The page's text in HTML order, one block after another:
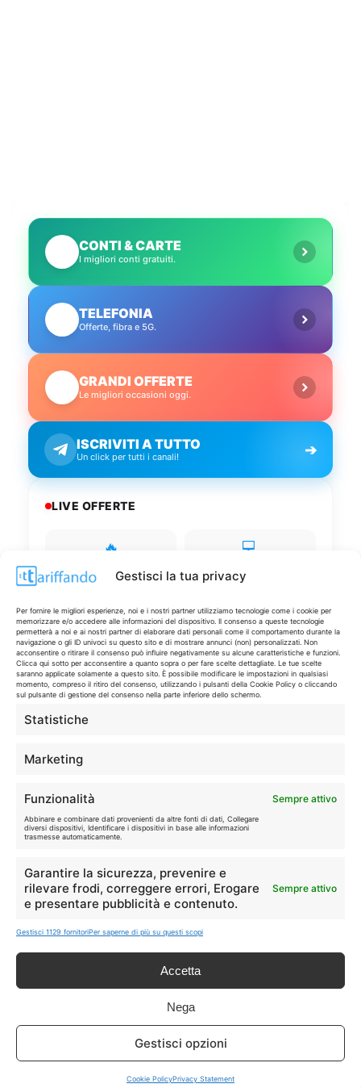
Gestisci la tua privacy
Per fornire le migliori esperienze, noi e i nostri partner utilizziamo tecnologie come i cookie per
memorizzare e/o accedere alle informazioni del dispositivo. Il consenso a queste tecnologie
permetterà a noi e ai nostri partner di elaborare dati personali come il comportamento durante la
navigazione o gli ID univoci su questo sito e di mostrare annunci (non) personalizzati. Non
acconsentire o ritirare il consenso può influire negativamente su alcune caratteristiche e funzioni.
Clicca qui sotto per acconsentire a quanto sopra o per fare scelte dettagliate. Le tue scelte
saranno applicate solamente a questo sito. È possibile modificare le impostazioni in qualsiasi
momento, compreso il ritiro del consenso, utilizzando i pulsanti della Cookie Policy o cliccando
sul pulsante di gestione del consenso nella parte inferiore dello schermo.
Statistiche
Marketing
Funzionalità Sempre attivo
Abbinare e combinare dati provenienti da altre fonti di dati, Collegare
diversi dispositivi, Identificare i dispositivi in base alle informazioni
trasmesse automaticamente.
Garantire la sicurezza, prevenire e
rilevare frodi, correggere errori, Erogare
e presentare pubblicità e contenuto.
Sempre attivo
Gestisci 1129 fornitoriPer saperne di più su questi scopi
Accetta
Nega
Gestisci opzioni
Cookie PolicyPrivacy Statement
CONTI & CARTE
I migliori conti gratuiti.
TELEFONIA
Offerte, fibra e 5G.
GRANDI OFFERTE
Le migliori occasioni oggi.
ISCRIVITI A TUTTO
Un click per tutti i canali! ➔
LIVE OFFERTE
🔥 💻
🛒
Spesa
👗
Moda
🏠
Casa
💎
Extra
I marchi citati appartengono ai rispettivi proprietari. Le offerte
segnalate possono subire variazioni: verifica sempre le condizioni
In qualità di Affiliato Amazon ed eBay, Tariffando riceve un
guadagno dagli acquisti idonei.